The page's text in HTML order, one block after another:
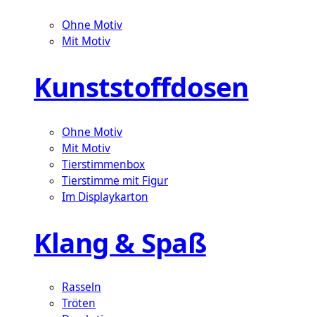
Ohne Motiv
Mit Motiv
Kunststoffdosen
Ohne Motiv
Mit Motiv
Tierstimmenbox
Tierstimme mit Figur
Im Displaykarton
Klang & Spaß
Rasseln
Tröten